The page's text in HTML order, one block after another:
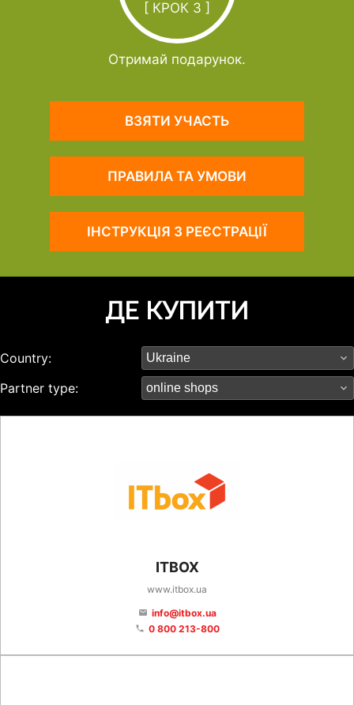
[ КРОК 3 ]
Отримай подарунок.
ВЗЯТИ УЧАСТЬ
ПРАВИЛА ТА УМОВИ
ІНСТРУКЦІЯ З РЕЄСТРАЦІЇ
ДЕ КУПИТИ
Country:
Partner type:
ITBOX
www.itbox.ua
email info@itbox.ua
phone 0 800 213-800